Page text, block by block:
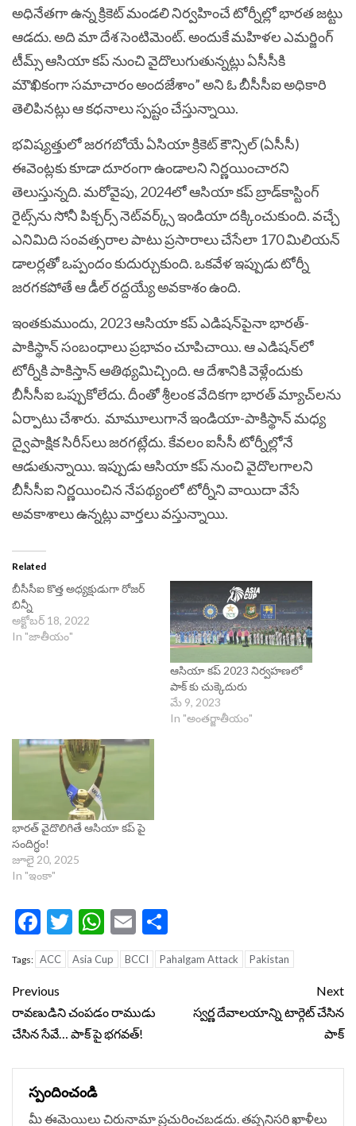
అధినేతగా ఉన్న క్రికెట్‌ మండలి నిర్వహించే టోర్నీల్లో భారత జట్టు
ఆడదు. అది మా దేశ సెంటిమెంట్‌. అందుకే మహిళల ఎమర్జింగ్‌
టీమ్స్‌ ఆసియా కప్‌ నుంచి వైదొలుగుతున్నట్లు ఏసీసీకి
మౌఖికంగా సమాచారం అందజేశాం” అని ఓ బీసీసీఐ అధికారి
తెలిపినట్లు ఆ కధనాలు స్పష్టం చేస్తున్నాయి.
భవిష్యత్తులో జరగబోయే ఏసియా క్రికెట్ కౌన్సిల్ (ఏసీసీ)
ఈవెంట్లకు కూడా దూరంగా ఉండాలని నిర్ణయించారని
తెలుస్తున్నది. మరోవైపు, 2024లో ఆసియా కప్‌ బ్రాడ్​కాస్టింగ్
రైట్స్​ను సోనీ పిక్చర్స్‌ నెట్‌వర్క్స్‌ ఇండియా దక్కించుకుంది. వచ్చే
ఎనిమిది సంవత్సరాల పాటు ప్రసారాలు చేసేలా 170 మిలియన్‌
డాలర్లతో ఒప్పందం కుదుర్చుకుంది. ఒకవేళ ఇప్పుడు టోర్నీ
జరగకపోతే ఆ డీల్‌ రద్దయ్యే అవకాశం ఉంది.
ఇంతకుముందు, 2023 ఆసియా కప్‌ ఎడిషన్‌పైనా భారత్‌-
పాకిస్థాన్‌ సంబంధాలు ప్రభావం చూపిచాయి. ఆ ఎడిషన్​లో
టోర్నీకి పాకిస్తాన్​ ఆతిథ్యమిచ్చింది. ఆ దేశానికి వెళ్లేందుకు
బీసీసీఐ ఒప్పుకోలేదు. దీంతో శ్రీలంక వేదికగా భారత్ మ్యాచ్‌లను
ఏర్పాటు చేశారు. మామూలుగానే ఇండియా-పాకిస్థాన్ మధ్య
ద్వైపాక్షిక సిరీస్‌లు జరగట్లేదు. కేవలం ఐసీసీ టోర్నీల్లోనే
ఆడుతున్నాయి. ఇప్పుడు ఆసియా కప్‌ నుంచి వైదొలగాలని
బీసీసీఐ నిర్ణయించిన నేపథ్యంలో టోర్నీని వాయిదా వేసే
అవకాశాలు ఉన్నట్లు వార్తలు వస్తున్నాయి.
Related
బీసీసీఐ కొత్త అధ్యక్షుడుగా రోజర్
బిన్నీ
అక్టోబర్ 18, 2022
In "జాతీయం"
ఆసియా కప్ 2023 నిర్వహణలో
పాక్ కు చుక్కెదురు
మే 9, 2023
In "అంతర్జాతీయం"
భారత్ వైదొలిగితే ఆసియా కప్ పై
సందిగ్ధం!
జూలై 20, 2025
In "ఇంకా"
Facebook
Twitter
WhatsApp
Email
Tags: ACC Asia Cup BCCI Pahalgam Attack Pakistan
Continue
Reading
Previous
రావణుడిని చంపడం రాముడు
చేసిన సేవే… పాక్ పై భగవత్!
Next
స్వర్ణ దేవాలయాన్ని టార్గెట్‌ చేసిన
పాక్‌
స్పందించండి
మీ ఈమెయిలు చిరునామా ప్రచురించబడదు.తప్పనిసరి ఖాళీలు